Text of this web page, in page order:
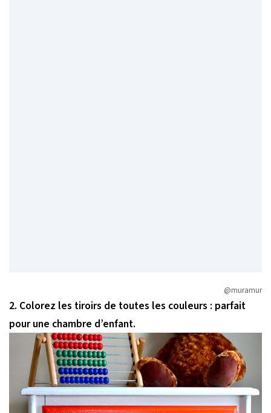
@muramur
2. Colorez les tiroirs de toutes les couleurs : parfait
pour une chambre d’enfant.